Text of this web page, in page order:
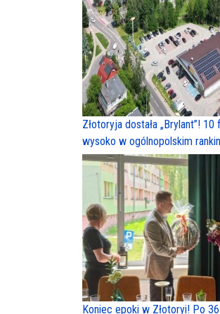
Złotoryja dostała „Brylant”!
wysoko w ogólnopolskim
Koniec epoki w Złotoryi! Po